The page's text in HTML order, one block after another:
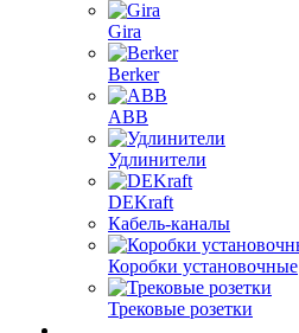
Gira
Berker
ABB
Удлинители
DEKraft
Кабель-каналы
Коробки установочные
Трековые розетки